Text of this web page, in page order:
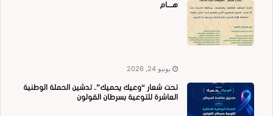
هــــام
يونيو 24, 2026
تحت شعار “وعيك يحميك”.. تدشين الحملة الوطنية
العاشرة للتوعية بسرطان القولون